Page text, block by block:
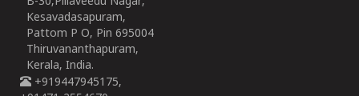
Kesavadasapuram,
Pattom P O, Pin 695004
Thiruvananthapuram,
Kerala, India.
+919447945175,